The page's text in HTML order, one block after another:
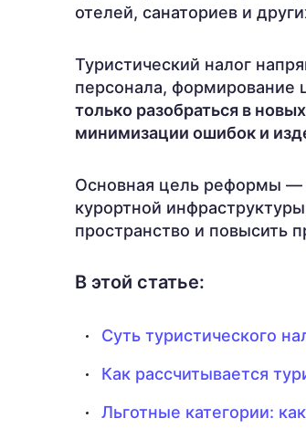
отелей, санаториев и
Туристический налог
персонала, формирование
только разобраться в
минимизации ошибок и
Основная цель реформы —
курортной
пространство и повысить
В этой статье:
Суть туристического
Как рассчитывается
Льготные категории: